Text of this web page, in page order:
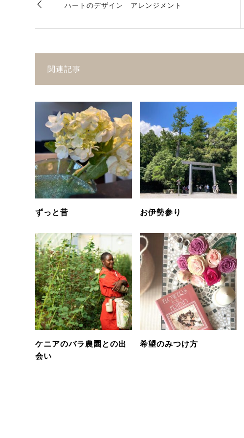
ハートのデザイン アレンジメント
関連記事
ずっと昔 お伊勢参り
ケニアのバラ農園との出
会い
希望のみつけ方